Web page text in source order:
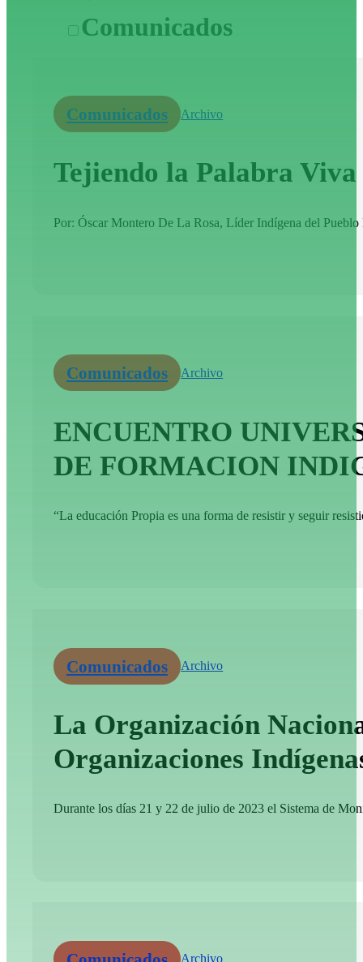
Comunicados
Comunicados Archivo
Tejiendo la Palabra
Por: Óscar Montero De La Rosa, Líder Indígena del
Comunicados Archivo
ENCUENTRO
DE FORMACION
“La educación Propia es una forma de resistir y seguir
Comunicados Archivo
La Organización
Organizaciones
Durante los días 21 y 22 de julio de 2023 el Sistema de
Archivo